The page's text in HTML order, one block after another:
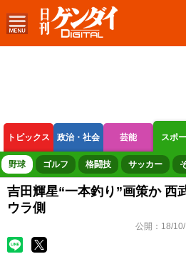
トピックス 政治・社会 芸能 スポ
ボートレース 競輪 オートレース
野球 ゴルフ 格闘技 サッカー
吉田輝星“一本釣り”画策か 西
ウラ側
公開： 18/